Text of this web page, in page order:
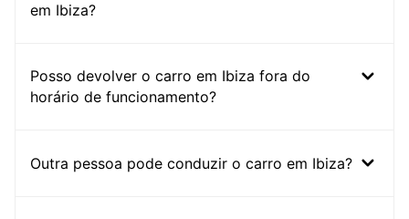
em Ibiza?
Posso devolver o carro em Ibiza fora do
horário de funcionamento?
Outra pessoa pode conduzir o carro em Ibiza?